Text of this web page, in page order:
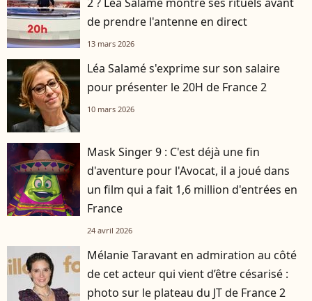
de prendre l'antenne en direct
13 mars 2026
Léa Salamé s'exprime sur son salaire
pour présenter le 20H de France 2
10 mars 2026
Mask Singer 9 : C'est déjà une fin
d'aventure pour l'Avocat, il a joué dans
un film qui a fait 1,6 million d'entrées en
France
24 avril 2026
Mélanie Taravant en admiration au côté
de cet acteur qui vient d’être césarisé :
photo sur le plateau du JT de France 2